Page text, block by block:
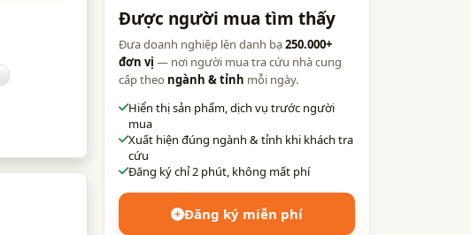
Được người mua tìm thấy
Đưa doanh nghiệp lên danh bạ250.000+
đơn vị — nơi người mua tra cứu nhà cung
cấp theo ngành & tỉnh mỗi ngày.
Hiển thị sản phẩm, dịch vụ trước người
mua
Xuất hiện đúng ngành & tỉnh khi khách tra
cứu
Đăng ký chỉ 2 phút, không mất phí
Đăng ký miễn phí